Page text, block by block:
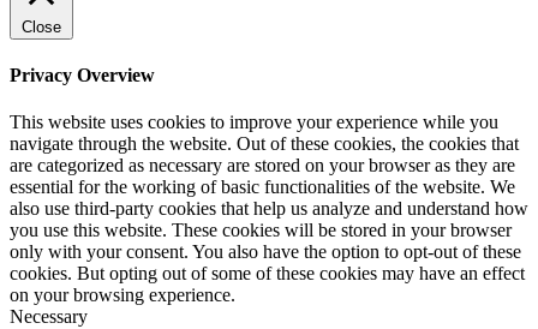
Close
Privacy Overview
This website uses cookies to improve your experience while you
navigate through the website. Out of these cookies, the cookies that
are categorized as necessary are stored on your browser as they are
essential for the working of basic functionalities of the website. We
also use third-party cookies that help us analyze and understand how
you use this website. These cookies will be stored in your browser
only with your consent. You also have the option to opt-out of these
cookies. But opting out of some of these cookies may have an effect
on your browsing experience.
Necessary